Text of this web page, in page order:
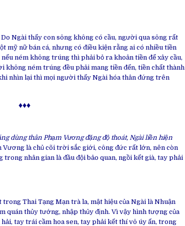
Do Ngài thấy con sông không có cầu, người qua sông rất
mỹ nữ bán cá, nhưng có điều kiện rằng ai có nhiều tiền
ném không trúng thì phải bỏ ra khoản tiền để xây cầu,
không ném trúng đều phải mang tiền đến, tiền chất thành
nhìn lại thì mọi người thấy Ngài hóa thân đứng trên
♦♦♦
dùng thân Phạm Vương đặng độ thoát, Ngài liền hiện
Vương là chủ cõi trời sắc giới, công đức rất lớn, nên còn
nhân gian là đầu đội bảo quan, ngồi kết già, tay phải
Thai Tạng Mạn trà la, mật hiệu của Ngài là Nhuận
quán thủy tướng, nhập thủy định. Vì vậy hình tượng của
tay trái cầm hoa sen, tay phải kết thí vô úy ấn, trong